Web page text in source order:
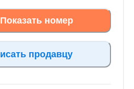
номер
продавцу